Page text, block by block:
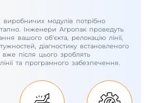
модулів потрібно
Інженери Агропак проведуть
вашого об'єкта, релокацію лінії,
діагностику встановленого
після цього зроблять
та програмного забезпечення.